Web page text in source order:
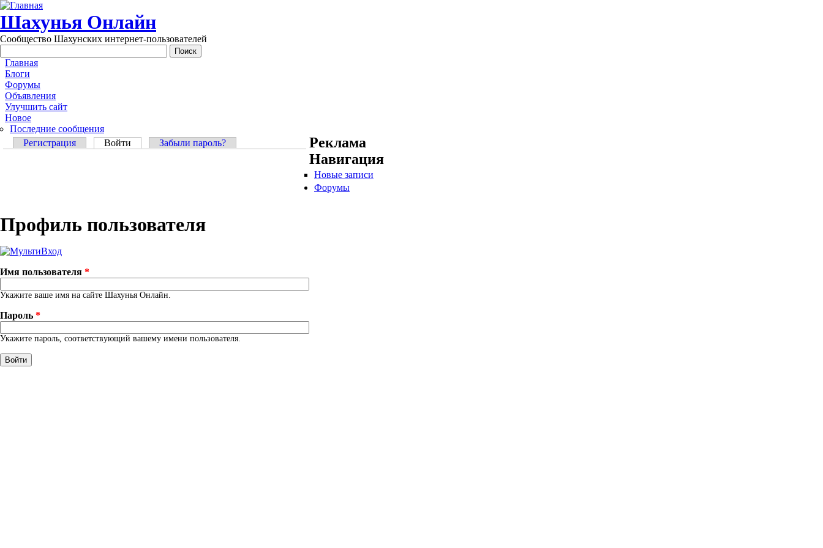
Перейти к основному содержанию
Шахунья Онлайн
Сообщество Шахунских интернет-пользователей
Main menu
Главная
Блоги
Форумы
Объявления
Улучшить сайт
Новое
Последние сообщения
Главные вкладки
Регистрация Войти (активная вкладка)
Забыли пароль?
Профиль пользователя
Имя пользователя *
Укажите ваше имя на сайте Шахунья Онлайн.
Пароль *
Укажите пароль, соответствующий вашему имени пользователя.
Реклама
Навигация
Новые записи
Форумы